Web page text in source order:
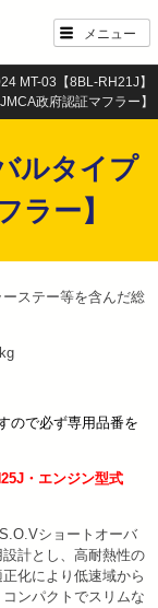
メニュー
MT-03【8BL-RH21J】
政府認証マフラー】
ルタイプ
ラー】
ステー等を含んだ総
ので必ず専用品番を
・エンジン型式
ショートオーバ
計とし、高耐熱性の
化により低速域から
ンパクトでスリムな